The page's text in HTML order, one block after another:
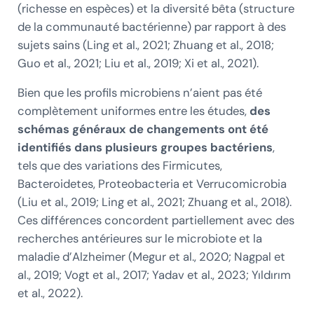
(richesse en espèces) et la diversité bêta (structure
de la communauté bactérienne) par rapport à des
sujets sains (Ling et al., 2021; Zhuang et al., 2018;
Guo et al., 2021; Liu et al., 2019; Xi et al., 2021).
Bien que les profils microbiens n’aient pas été
complètement uniformes entre les études, des
schémas généraux de changements ont été
identifiés dans plusieurs groupes bactériens,
tels que des variations des Firmicutes,
Bacteroidetes, Proteobacteria et Verrucomicrobia
(Liu et al., 2019; Ling et al., 2021; Zhuang et al., 2018).
Ces différences concordent partiellement avec des
recherches antérieures sur le microbiote et la
maladie d’Alzheimer (Megur et al., 2020; Nagpal et
al., 2019; Vogt et al., 2017; Yadav et al., 2023; Yıldırım
et al., 2022).